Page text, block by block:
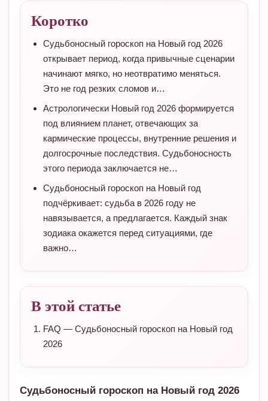
Коротко
Судьбоносный гороскоп на Новый год 2026
открывает период, когда привычные сценарии
начинают мягко, но неотвратимо меняться.
Это не год резких сломов и…
Астрологически Новый год 2026 формируется
под влиянием планет, отвечающих за
кармические процессы, внутренние решения и
долгосрочные последствия. Судьбоносность
этого периода заключается не…
Судьбоносный гороскоп на Новый год
подчёркивает: судьба в 2026 году не
навязывается, а предлагается. Каждый знак
зодиака окажется перед ситуациями, где
важно…
В этой статье
FAQ — Судьбоносный гороскоп на Новый год
2026
Судьбоносный гороскоп на Новый год 2026